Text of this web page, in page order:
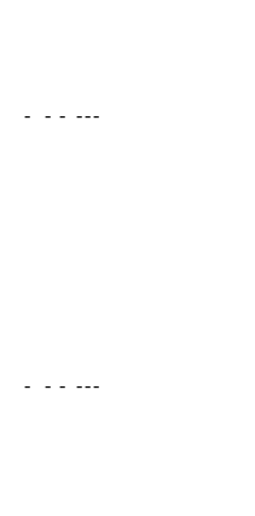
- - - ---
- - - ---